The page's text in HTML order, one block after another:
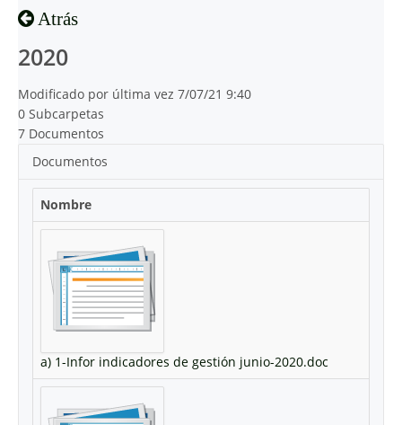
Atrás
2020
Modificado por última vez 7/07/21 9:40
0 Subcarpetas
7 Documentos
Documentos
Nombre
a) 1-Infor indicadores de gestión junio-2020.doc